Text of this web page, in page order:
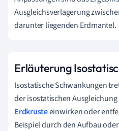
Ausgleichsverlagerung
darunter liegenden Erdmantel.
Erläuterung
Isostatische Schwankungen
der isostatischen
Erdkrusteeinwirken oder
Beispiel durch den Aufbau